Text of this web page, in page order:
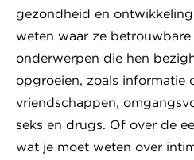
gezondheid en
weten waar ze
onderwerpen die hen
opgroeien, zoals informatie
vriendschappen,
seks en drugs. Of over de
wat je moet weten over